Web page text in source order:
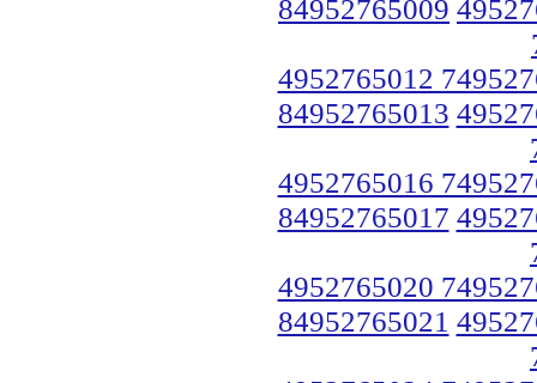
84952765009
4952765012
84952765013
4952765016
84952765017
4952765020
84952765021